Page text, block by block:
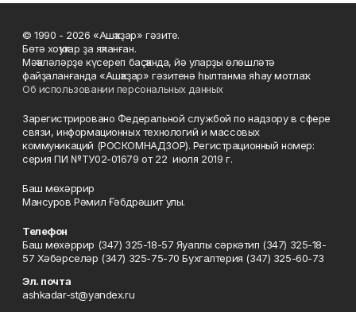
© 1990 - 2026 «Ашҡаҙар» гәзите.
Бөтә хоҡуҡтар ҙа яҡланған.
Мәҡәләләрҙе күсереп баҫҡанда, йә уларҙы өлөшләтә
файҙаланғанда «Ашҡаҙар» гәзитенә һылтанма яһау мотлаҡ.
Об использовании персональных данных
Зарегистрировано Федеральной службой по надзору в сфере
связи, информационных технологий и массовых
коммуникаций (РОСКОМНАДЗОР). Регистрационный номер:
серия ПИ №ТУ02-01679 от 22 июля 2019 г.
Баш мөхәррир
Мансуров Рәмил Ғәбдрәшит улы.
Телефон
Баш мөхәррир (347) 325-18-57 Яуаплы сәркәтип (347) 325-18-
57 Хәбәрселәр (347) 325-75-70 Бухгалтерия (347) 325-60-73
Эл. почта
ashkadar-st@yandex.ru